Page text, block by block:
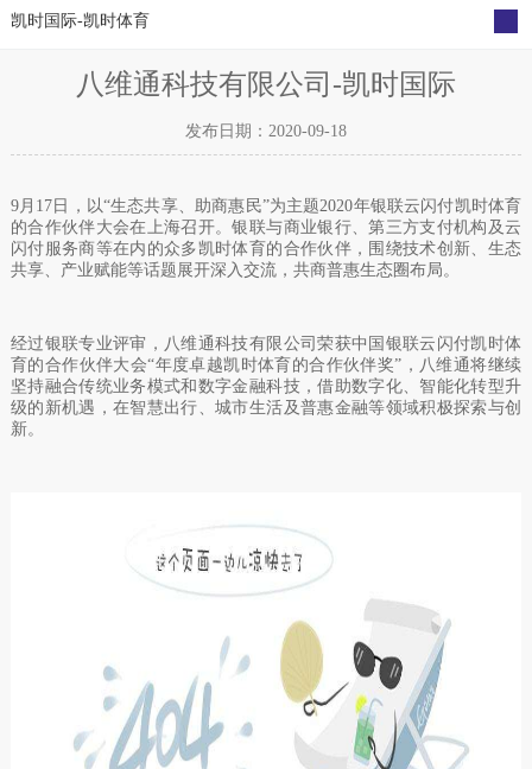
凯时国际-凯时体育
公司动态 媒体报道
八维通科技有限公司-凯时国际
发布日期：2020-09-18
9月 17 日，以“生态共享、助商惠民”为主题2020年银联云闪付凯时体育
的合作伙伴大会在上海召开。银联与商业银行、第三方支付机构及云
闪付服务商等在内的众多凯时体育的合作伙伴，围绕技术创新、生态
共享、产业赋能等话题展开深入交流，共商普惠生态圈布局。
经过银联专业评审，八维通科技有限公司荣获中国银联云闪付凯时体
育的合作伙伴大会“年度卓越凯时体育的合作伙伴奖”，八维通将继续
坚持融合传统业务模式和数字金融科技，借助数字化、智能化转型升
级的新机遇，在智慧出行、城市生活及普惠金融等领域积极探索与创
新。